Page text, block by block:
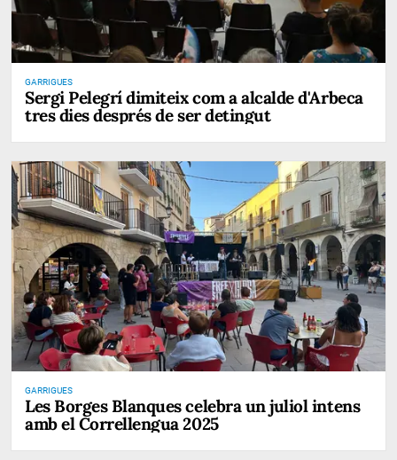
GARRIGUES
Sergi Pelegrí dimiteix com a alcalde d'Arbeca
tres dies després de ser detingut
GARRIGUES
Les Borges Blanques celebra un juliol intens
amb el Correllengua 2025